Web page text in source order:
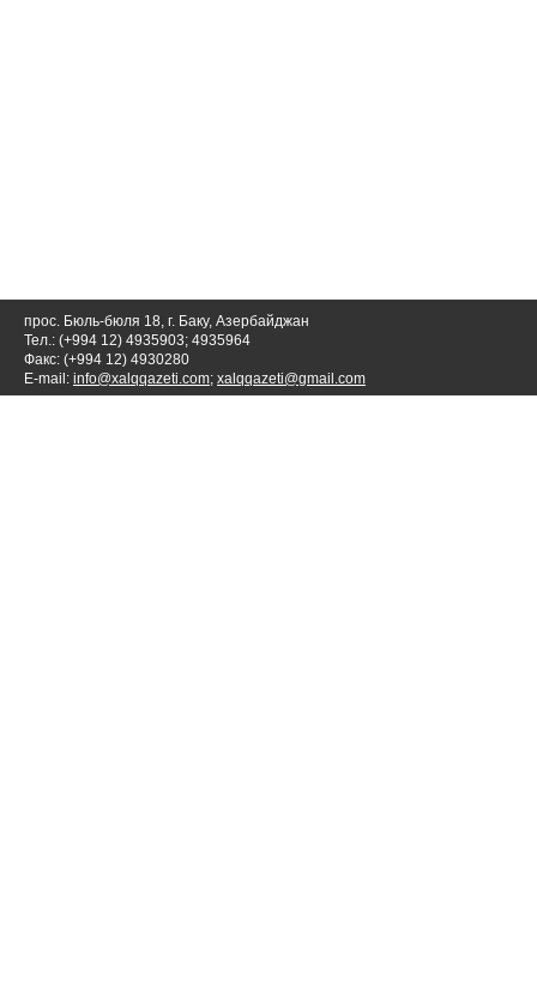
прос. Бюль-бюля 18, г. Баку, Азербайджан
Тел.: (+994 12) 4935903; 4935964
Факс: (+994 12) 4930280
E-mail: info@xalqqazeti.com; xalqqazeti@gmail.com